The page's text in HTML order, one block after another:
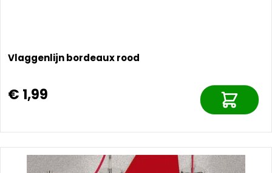
Vlaggenlijn bordeaux rood
€ 1,99